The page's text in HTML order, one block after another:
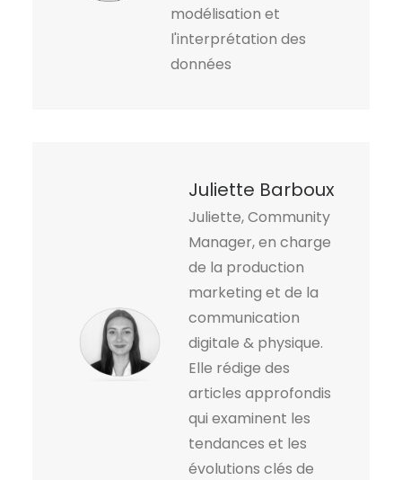
modélisation et
l'interprétation des
données
Juliette Barboux
Juliette, Community
Manager, en charge
de la production
marketing et de la
communication
digitale & physique.
Elle rédige des
articles approfondis
qui examinent les
tendances et les
évolutions clés de